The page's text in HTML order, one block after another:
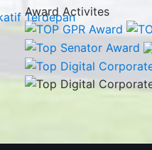
Award Activites